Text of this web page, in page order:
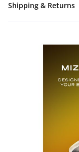
Shipping & Returns